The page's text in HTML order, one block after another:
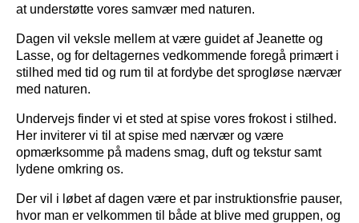
at understøtte vores samvær med naturen.
Dagen vil veksle mellem at være guidet af Jeanette og
Lasse, og for deltagernes vedkommende foregå primært i
stilhed med tid og rum til at fordybe det sprogløse nærvær
med naturen.
Undervejs finder vi et sted at spise vores frokost i stilhed.
Her inviterer vi til at spise med nærvær og være
opmærksomme på madens smag, duft og tekstur samt
lydene omkring os.
Der vil i løbet af dagen være et par instruktionsfrie pauser,
hvor man er velkommen til både at blive med gruppen, og